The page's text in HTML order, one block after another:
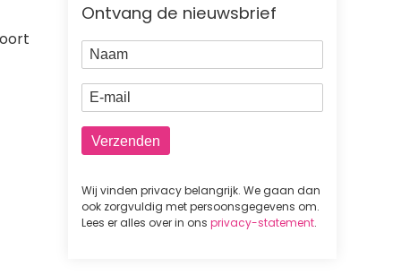
Ontvang de nieuwsbrief
Naam
E-mail
Wij vinden privacy belangrijk. We gaan dan
ook zorgvuldig met persoonsgegevens om.
Lees er alles over in ons privacy-statement.